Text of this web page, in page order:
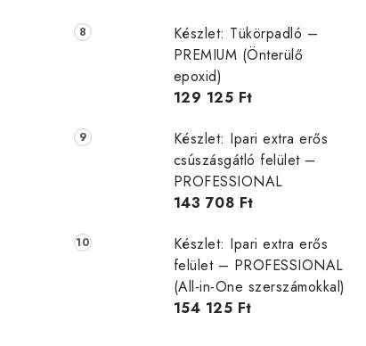
Készlet: Tükörpadló –
PREMIUM (Önterülő
epoxid)
129 125 Ft
Készlet: Ipari extra erős
csúszásgátló felület –
PROFESSIONAL
143 708 Ft
Készlet: Ipari extra erős
felület – PROFESSIONAL
(All-in-One szerszámokkal)
154 125 Ft